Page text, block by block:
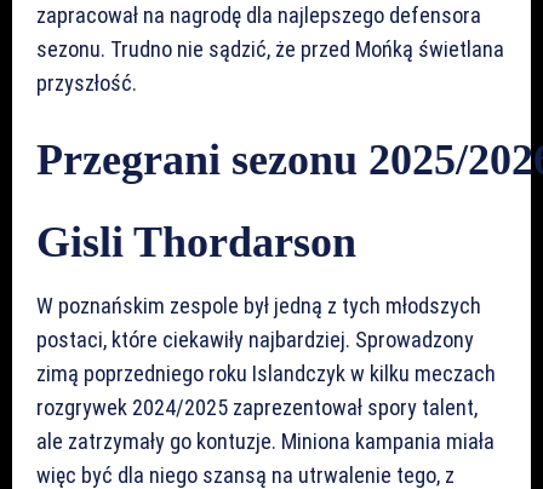
zapracował na nagrodę dla najlepszego defensora
sezonu. Trudno nie sądzić, że przed Mońką świetlana
przyszłość.
Przegrani sezonu 2025/
Gisli Thordarson
W poznańskim zespole był jedną z tych młodszych
postaci, które ciekawiły najbardziej. Sprowadzony
zimą poprzedniego roku Islandczyk w kilku meczach
rozgrywek 2024/2025 zaprezentował spory talent,
ale zatrzymały go kontuzje. Miniona kampania miała
więc być dla niego szansą na utrwalenie tego, z